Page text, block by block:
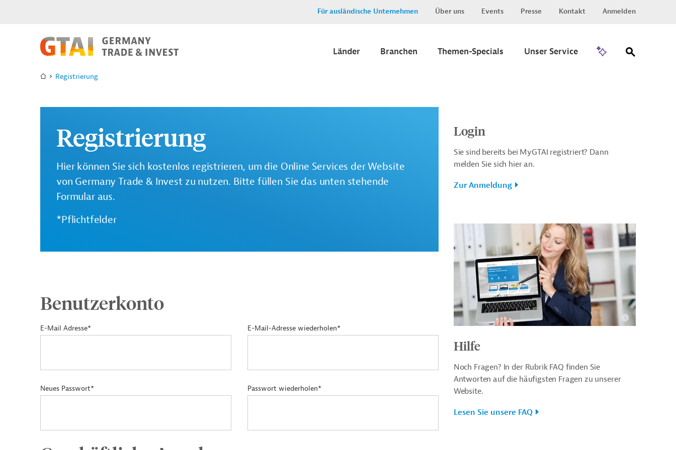
Für ausländische Unternehmen Über uns Events Presse Kontakt Anmelden
Länder Branchen Themen-Specials Unser Service
Registrierung
Registrierung
Hier können Sie sich kostenlos registrieren, um die Online Services der Website
von Germany Trade & Invest zu nutzen. Bitte füllen Sie das unten stehende
Formular aus.
*Pflichtfelder
Benutzerkonto
E-Mail Adresse* E-Mail-Adresse wiederholen*
Neues Passwort* Passwort wiederholen*
Login
Sie sind bereits bei MyGTAI registriert? Dann
melden Sie sich hier an.
Zur Anmeldung
Hilfe
Noch Fragen? In der Rubrik FAQ finden Sie
Antworten auf die häufigsten Fragen zu unserer
Website.
Lesen Sie unsere FAQ